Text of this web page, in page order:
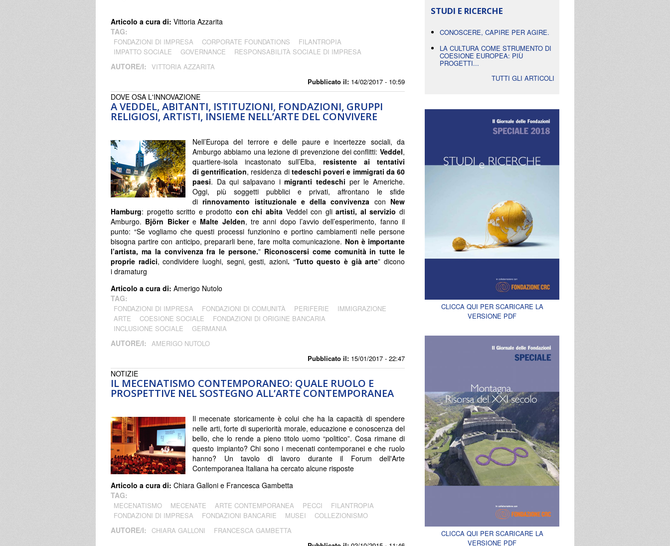
Pubblicato il: 14/02/2017 - 10:59
Articolo a cura di: Vittoria Azzarita
TAG:
FONDAZIONI DI IMPRESA CORPORATE FOUNDATIONS
FILANTROPIA
IMPATTO SOCIALE
GOVERNANCE RESPONSABILITÀ SOCIALE DI IMPRESA
AUTORE/I: VITTORIA AZZARITA
A VEDDEL, ABITANTI, ISTITUZIONI, FONDAZIONI, GRUPPI
RELIGIOSI, ARTISTI, INSIEME NELL’ARTE DEL CONVIVERE
Pubblicato il: 15/01/2017 - 22:47
DOVE OSA L'INNOVAZIONE
Nell’Europa del terrore e delle paure e incertezze sociali, da
Amburgo abbiamo una lezione di prevenzione dei conflitti: Veddel,
quartiere-isola incastonato sull’Elba, resistente ai tentativi
di gentrification, residenza di tedeschi poveri e immigrati da 60
paesi. Da qui salpavano imigranti tedeschi per le Americhe.
Oggi, più soggetti pubblici e privati, affrontano le sfide
dirinnovamento istituzionale e della convivenza con New
Hamburg: progetto scritto e prodotto con chi abita Veddel con gliartisti, al serviziodi
Amburgo. Björn Bickere Malte Jelden, tre anni dopo l’avvio dell’esperimento, fanno il
punto: “Se vogliamo che questi processi funzionino e portino cambiamenti nelle persone
bisogna partire con anticipo, prepararli bene, fare molta comunicazione. Non è importante
l’artista, ma la convivenza fra le persone.” Riconoscersi come comunità in tutte le
proprie radici, condividere luoghi, segni, gesti, azioni. “Tutto questo è già arte” dicono
i dramaturg
Articolo a cura di: Amerigo Nutolo
TAG:
FONDAZIONI DI IMPRESA FONDAZIONI DI COMUNITÀ PERIFERIE
IMMIGRAZIONE
ARTE
COESIONE SOCIALE
FONDAZIONI DI ORIGINE BANCARIA
INCLUSIONE SOCIALE
GERMANIA
AUTORE/I: AMERIGO NUTOLO
IL MECENATISMO CONTEMPORANEO: QUALE RUOLO E
PROSPETTIVE NEL SOSTEGNO ALL’ARTE CONTEMPORANEA
NOTIZIE
Il mecenate storicamente è colui che ha la capacità di spendere
nelle arti, forte di superiorità morale, educazione e conoscenza del
bello, che lo rende a pieno titolo uomo “politico”. Cosa rimane di
questo impianto? Chi sono i mecenati contemporanei e che ruolo
hanno? Un tavolo di lavoro durante il Forum dell'Arte
Contemporanea Italiana ha cercato alcune risposte
Articolo a cura di: Chiara Galloni e Francesca Gambetta
TAG:
MECENATISMO MECENATE ARTE CONTEMPORANEA PECCI
FILANTROPIA
FONDAZIONI DI IMPRESA
FONDAZIONI BANCARIE MUSEI COLLEZIONISMO
AUTORE/I: CHIARA GALLONI FRANCESCA GAMBETTA
STUDI E RICERCHE
CONOSCERE, CAPIRE PER AGIRE.
LA CULTURA COME STRUMENTO DI
COESIONE EUROPEA: PIÙ
PROGETTI...
TUTTI GLI ARTICOLI
CLICCA QUI PER SCARICARE LA
VERSIONE PDF
CLICCA QUI PER SCARICARE LA
VERSIONE PDF